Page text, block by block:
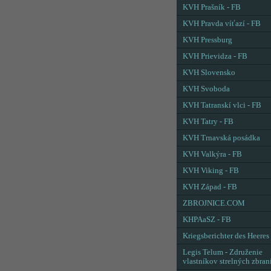
KVH Prašník - FB
KVH Pravda víťazí - FB
KVH Pressburg
KVH Prievidza - FB
KVH Slovensko
KVH Svoboda
KVH Tatranskí vlci - FB
KVH Tatry - FB
KVH Trnavská posádka
KVH Valkýra - FB
KVH Viking - FB
KVH Západ - FB
ZBROJNICE.COM
KHPAaSZ - FB
Kriegsberichter des Heeres
Legis Telum - Združenie
vlastníkov strelných